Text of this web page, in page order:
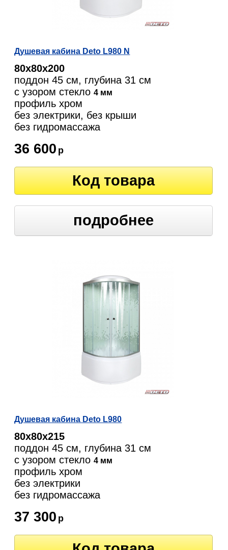
Душевая кабина Deto L980 N
80х80х200
поддон 45 см, глубина 31 см
с узором стекло4 мм
профиль хром
без электрики, без крыши
без гидромассажа
36 600 р
Код товара
подробнее
Душевая кабина Deto L980
80х80х215
поддон 45 см, глубина 31 см
с узором стекло4 мм
профиль хром
без электрики
без гидромассажа
37 300 р